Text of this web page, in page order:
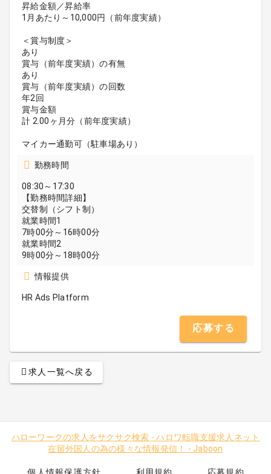
昇給金額／昇給率
1月あたり～10,000円（前年度実績）
＜賞与制度＞
あり
賞与（前年度実績）の有無
あり
賞与（前年度実績）の回数
年2回
賞与金額
計 2.00ヶ月分（前年度実績）
マイカー通勤可（駐車場あり）
勤務時間
08:30～17:30
【勤務時間詳細】
交替制（シフト制）
就業時間1
7時00分～16時00分
就業時間2
9時00分～18時00分
情報提供
HR Ads Platform
応募する
求人一覧へ戻る
ハローワークの求人をサクサク検索 -ハロワ転職支援求人ネット
在留外国人の為の様々な情報発信！
- Jaboon